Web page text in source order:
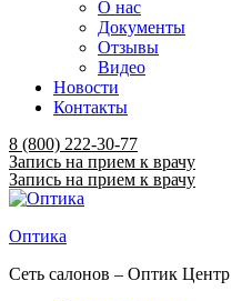
О нас
Документы
Отзывы
Видео
Новости
Контакты
Menu
8 (800) 222-30-77
Запись на прием к врачу
Запись на прием к врачу
Оптика
Сеть салонов – Оптик Центр